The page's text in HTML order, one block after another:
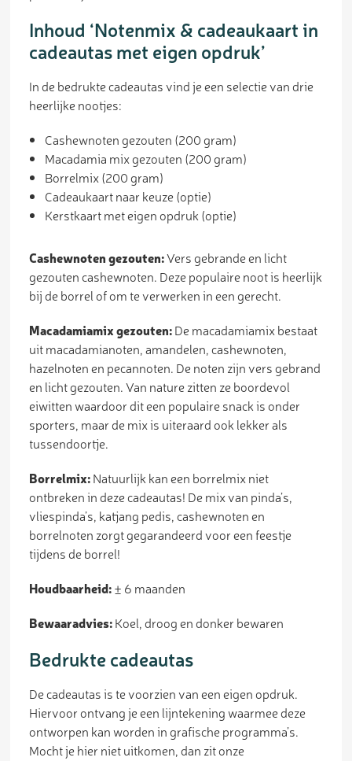
Inhoud ‘Notenmix & cadeaukaart in
cadeautas met eigen opdruk’
In de bedrukte cadeautas vind je een selectie van drie
heerlijke nootjes:
Cashewnoten gezouten (200 gram)
Macadamia mix gezouten (200 gram)
Borrelmix (200 gram)
Cadeaukaart naar keuze (optie)
Kerstkaart met eigen opdruk (optie)
Cashewnoten gezouten:Vers gebrande en licht
gezouten cashewnoten. Deze populaire noot is heerlijk
bij de borrel of om te verwerken in een gerecht.
Macadamiamix gezouten:De macadamiamix bestaat
uit macadamianoten, amandelen, cashewnoten,
hazelnoten en pecannoten. De noten zijn vers gebrand
en licht gezouten. Van nature zitten ze boordevol
eiwitten waardoor dit een populaire snack is onder
sporters, maar de mix is uiteraard ook lekker als
tussendoortje.
Borrelmix:Natuurlijk kan een borrelmix niet
ontbreken in deze cadeautas! De mix van pinda’s,
vliespinda’s, katjang pedis, cashewnoten en
borrelnoten zorgt gegarandeerd voor een feestje
tijdens de borrel!
Houdbaarheid:± 6 maanden
Bewaaradvies:Koel, droog en donker bewaren
Bedrukte cadeautas
De cadeautas is te voorzien van een eigen opdruk.
Hiervoor ontvang je een lijntekening waarmee deze
ontworpen kan worden in grafische programma’s.
Mocht je hier niet uitkomen, dan zit onze